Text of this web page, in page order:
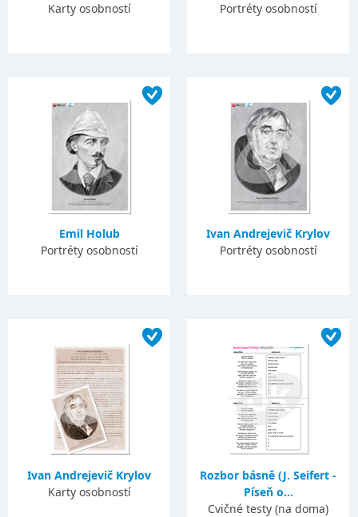
Karty osobností
Portréty osobností
Emil Holub
Portréty osobností
Ivan Andrejevič Krylov
Portréty osobností
Ivan Andrejevič Krylov
Karty osobností
Rozbor básně (J. Seifert -
Píseň o...
Cvičné testy (na doma)